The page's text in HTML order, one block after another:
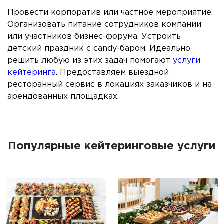
Провести корпоратив или частное мероприятие.
Организовать питание сотрудников компании
или участников бизнес-форума. Устроить
детский праздник с candy-баром. Идеально
решить любую из этих задач помогают услуги
кейтеринга. Предоставляем выездной
ресторанный сервис в локациях заказчиков и на
арендованных площадках.
Популярные кейтеринговые услуги